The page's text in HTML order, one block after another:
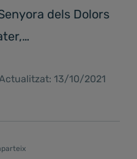
dels Dolors
13/10/2021